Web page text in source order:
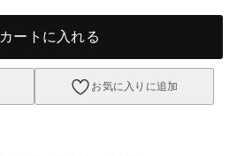
カートに入れる
お気に入りに追加